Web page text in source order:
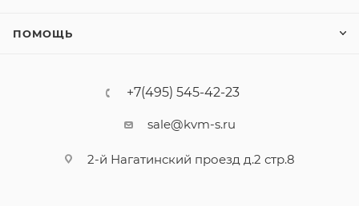
ПОМОЩЬ
+7(495) 545-42-23
sale@kvm-s.ru
2-й Нагатинский проезд д.2 стр.8